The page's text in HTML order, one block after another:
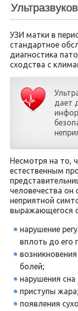
УЗИ матки в
стандартное
диагностика
сходства с
дает
Несмотря на то,
естественным
человечества он
неприятной
выражающегося
нарушение
вплоть до его
болей;
нарушения сна
приступы жара;
появления